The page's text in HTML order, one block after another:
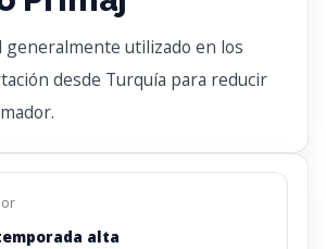
generalmente utilizado en los
desde Turquía para reducir
alta